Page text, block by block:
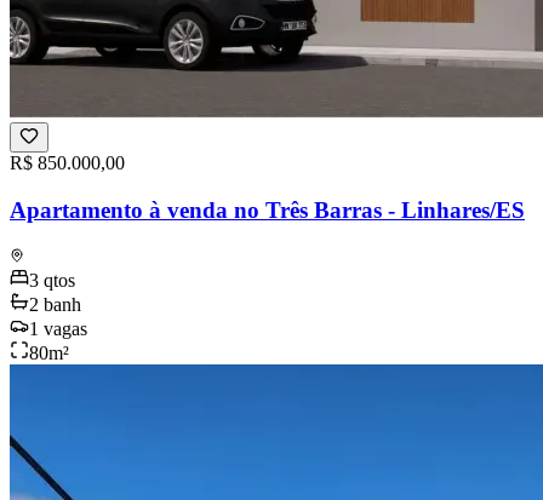
R$ 850.000,00
Apartamento à venda no Três Barras - Linhares/ES
3 qtos
2 banh
1 vagas
80m²